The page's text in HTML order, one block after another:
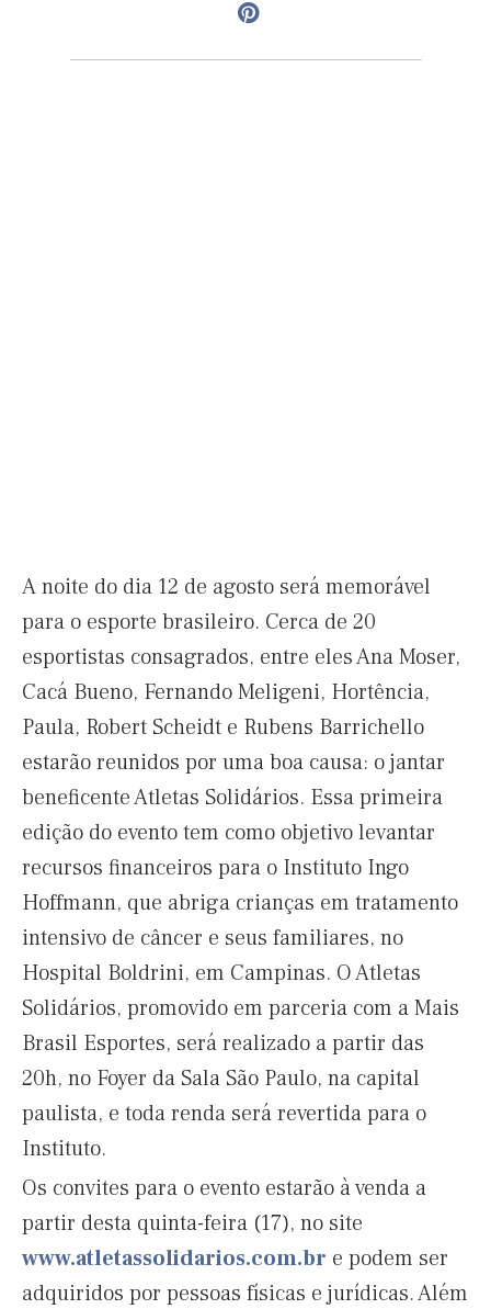
A noite do dia 12 de agosto será memorável
para o esporte brasileiro. Cerca de 20
esportistas consagrados, entre eles Ana Moser,
Cacá Bueno, Fernando Meligeni, Hortência,
Paula, Robert Scheidt e Rubens Barrichello
estarão reunidos por uma boa causa: o jantar
beneficente Atletas Solidários. Essa primeira
edição do evento tem como objetivo levantar
recursos financeiros para o Instituto Ingo
Hoffmann, que abriga crianças em tratamento
intensivo de câncer e seus familiares, no
Hospital Boldrini, em Campinas. O Atletas
Solidários, promovido em parceria com a Mais
Brasil Esportes, será realizado a partir das
20h, no Foyer da Sala São Paulo, na capital
paulista, e toda renda será revertida para o
Instituto.
Os convites para o evento estarão à venda a
partir desta quinta-feira (17), no site
www.atletassolidarios.com.br e podem ser
adquiridos por pessoas físicas e jurídicas. Além